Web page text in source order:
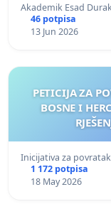
Akademik Esad
46 potpisa
13 Jun 2026
PETICIJA ZA
BOSNE I
Inicijativa za
1 172 potpisa
18 May 2026